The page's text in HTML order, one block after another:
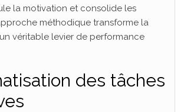
la motivation et consolide les
méthodique transforme la
véritable levier de performance
des tâches